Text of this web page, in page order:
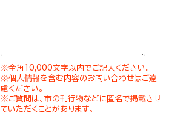
※全角10,000文字以内でご記入ください。
※個人情報を含む内容のお問い合わせはご遠
慮ください。
※ご質問は、市の刊行物などに匿名で掲載させ
ていただくことがあります。